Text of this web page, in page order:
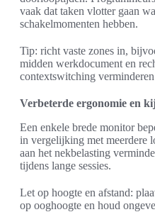
vaak dat taken vlotter gaan
schakelmomenten hebben.
Tip: richt vaste zones in,
midden werkdocument en
contextswitching
Verbeterde ergonomie en
Een enkele brede monitor
in vergelijking met meerdere
aan het nekbelasting
tijdens lange sessies.
Let op hoogte en afstand:
op ooghoogte en houd